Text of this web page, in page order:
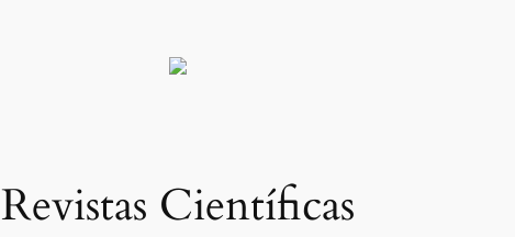
Revistas Científicas